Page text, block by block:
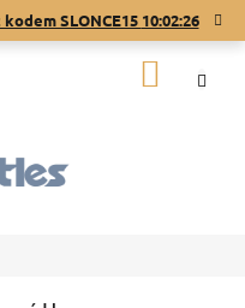
kodem SLONCE15 10:02:26